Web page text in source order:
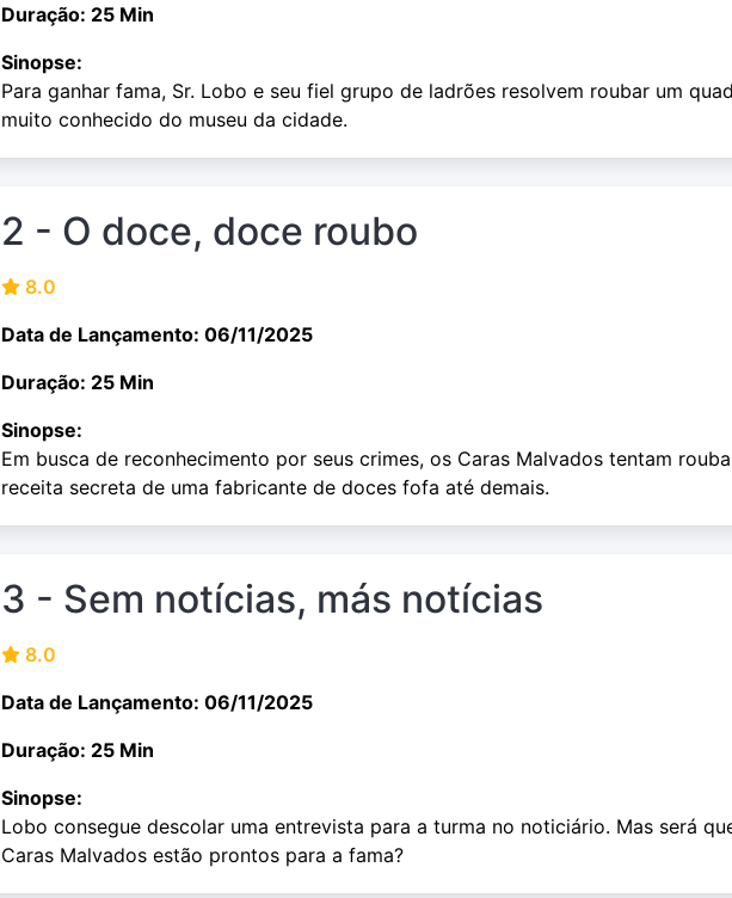
Duração: 25 Min
Sinopse:
Para ganhar fama, Sr. Lobo e seu fiel grupo de ladrões resolvem roubar um
muito conhecido do museu da cidade.
2 - O doce, doce roubo
8.0
Data de Lançamento: 06/11/2025
Duração: 25 Min
Sinopse:
Em busca de reconhecimento por seus crimes, os Caras Malvados tentam
receita secreta de uma fabricante de doces fofa até demais.
3 - Sem notícias, más notícias
8.0
Data de Lançamento: 06/11/2025
Duração: 25 Min
Sinopse:
Lobo consegue descolar uma entrevista para a turma no noticiário. Mas será
Caras Malvados estão prontos para a fama?